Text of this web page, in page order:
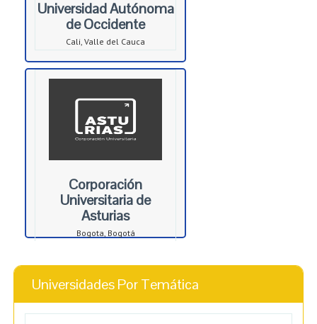
Universidad Autónoma
de Occidente
Cali, Valle del Cauca
Corporación
Universitaria de
Asturias
Bogota, Bogotá
Universidades Por Temática